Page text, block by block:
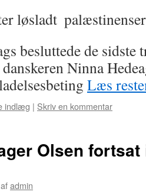
løsladt
besluttede de sidste
Ninna
Læs
indlæg | Skriv en kommentar
Olsen
afadmin